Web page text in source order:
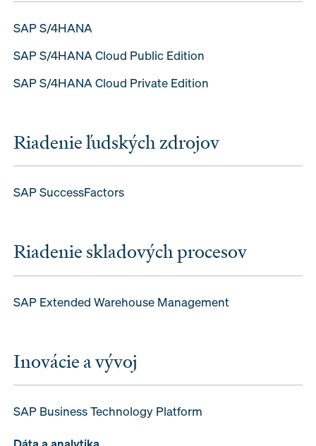
SAP S/4HANA
SAP S/4HANA Cloud Public Edition
SAP S/4HANA Cloud Private Edition
Riadenie ľudských zdrojov
SAP SuccessFactors
Riadenie skladových procesov
SAP Extended Warehouse Management
Inovácie a vývoj
SAP Business Technology Platform